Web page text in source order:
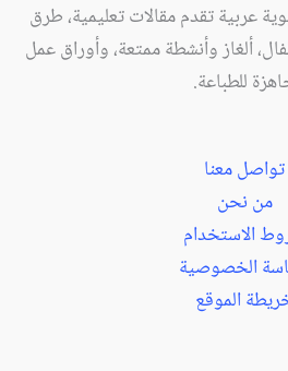
عربية تقدم مقالات تعليمية، طرق
ألغاز وأنشطة ممتعة، وأوراق عمل
للطباعة.
تواصل معنا
من نحن
الاستخدام
الخصوصية
الموقع